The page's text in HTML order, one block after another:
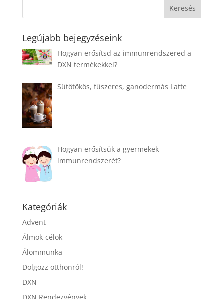
Legújabb bejegyzéseink
Hogyan erősítsd az immunrendszered a
DXN termékekkel?
Sütőtökös, fűszeres, ganodermás Latte
Hogyan erősítsük a gyermekek
immunrendszerét?
Kategóriák
Advent
Álmok-célok
Álommunka
Dolgozz otthonról!
DXN
DXN Rendezvények